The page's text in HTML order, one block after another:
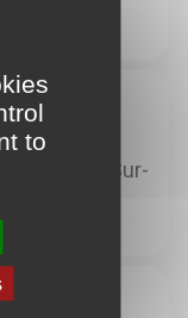
Asnières-Sur-
to